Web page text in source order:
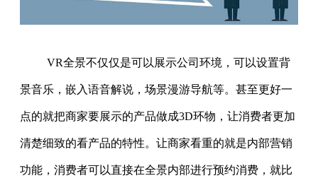
VR全景不仅仅是可以展示公司环境，可以设置背
景音乐，嵌入语音解说，场景漫游导航等。甚至更好一
点的就把商家要展示的产品做成3D环物，让消费者更加
清楚细致的看产品的特性。让商家看重的就是内部营销
功能，消费者可以直接在全景内部进行预约消费，就比